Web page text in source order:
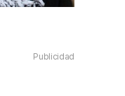
Publicidad